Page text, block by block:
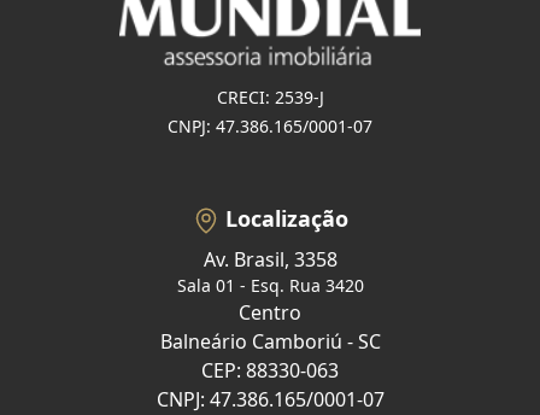
CRECI: 2539-J
CNPJ: 47.386.165/0001-07
Localização
Av. Brasil, 3358
Sala 01 - Esq. Rua 3420
Centro
Balneário Camboriú - SC
CEP: 88330-063
CNPJ: 47.386.165/0001-07